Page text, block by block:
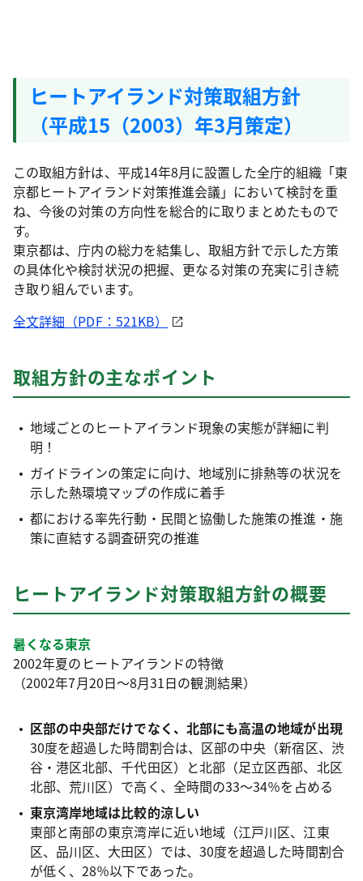
ヒートアイランド対策取組方針
（平成15（2003）年3月策定）
この取組方針は、平成14年8月に設置した全庁的組織「東
京都ヒートアイランド対策推進会議」において検討を重
ね、今後の対策の方向性を総合的に取りまとめたもので
す。
東京都は、庁内の総力を結集し、取組方針で示した方策
の具体化や検討状況の把握、更なる対策の充実に引き続
き取り組んでいます。
全文詳細（PDF：521KB）
取組方針の主なポイント
地域ごとのヒートアイランド現象の実態が詳細に判
明！
ガイドラインの策定に向け、地域別に排熱等の状況を
示した熱環境マップの作成に着手
都における率先行動・民間と協働した施策の推進・施
策に直結する調査研究の推進
ヒートアイランド対策取組方針の概要
暑くなる東京
2002年夏のヒートアイランドの特徴
（2002年7月20日〜8月31日の観測結果）
区部の中央部だけでなく、北部にも高温の地域が出現
30度を超過した時間割合は、区部の中央（新宿区、渋
谷・港区北部、千代田区）と北部（足立区西部、北区
北部、荒川区）で高く、全時間の33〜34％を占める
東京湾岸地域は比較的涼しい
東部と南部の東京湾岸に近い地域（江戸川区、江東
区、品川区、大田区）では、30度を超過した時間割合
が低く、28％以下であった。